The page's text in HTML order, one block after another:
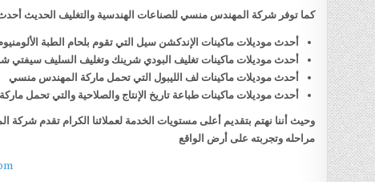
كما توفر شركة المهندس منسي للصناعات الهندسية والتغليف الحديث
أحدث موديلات ماكينات الإندكشن سيل التي تقوم بلحام الطبة
أحدث موديلات ماكينات تغليف البودي شرينك وتغليف السليف
أحدث موديلات ماكينات لف الليبول التي تحمل ماركة المهندس منسي
أحدث موديلات ماكينات طباعة تاريخ الإنتاج والصلاحية والتي تحمل
وحيث أننا نهتم بتقديم أعلى مستويات الخدمة لعملائنا الكرام تقدم
مراحله وتجربته على أرض الواقع